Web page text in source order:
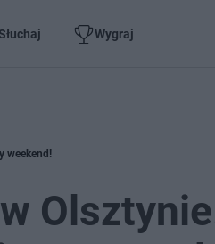
Wygraj
weekend!